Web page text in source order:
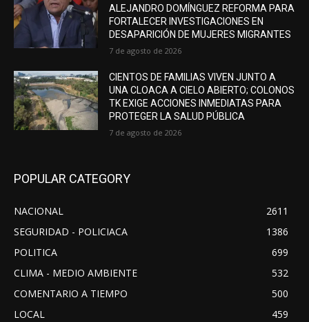
ALEJANDRO DOMÍNGUEZ REFORMA PARA
FORTALECER INVESTIGACIONES EN
DESAPARICIÓN DE MUJERES MIGRANTES
7 de agosto de 2026
CIENTOS DE FAMILIAS VIVEN JUNTO A
UNA CLOACA A CIELO ABIERTO; COLONOS
TK EXIGE ACCIONES INMEDIATAS PARA
PROTEGER LA SALUD PÚBLICA
7 de agosto de 2026
POPULAR CATEGORY
NACIONAL
2611
SEGURIDAD - POLICIACA
1386
POLITICA
699
CLIMA - MEDIO AMBIENTE
532
COMENTARIO A TIEMPO
500
LOCAL
459